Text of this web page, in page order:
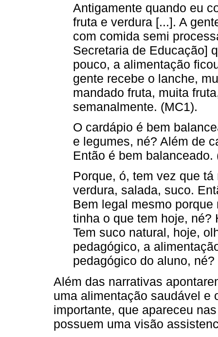
Antigamente quando eu
fruta e verdura [...]. A
com comida semi
Secretaria de Educação]
pouco, a alimentação
gente recebe o lanche,
mandado fruta, muita
semanalmente. (MC1).
O cardápio é bem
e legumes, né? Além de
Então é bem balanceado.
Porque, ó, tem vez que
verdura, salada, suco.
Bem legal mesmo
tinha o que tem hoje, né?
Tem suco natural, hoje,
pedagógico, a
pedagógico do aluno, né?
Além das narrativas
uma alimentação saudável e
importante, que apareceu
possuem uma visão